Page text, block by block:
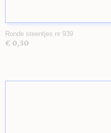
Ronde steentjes nr 939
€ 0,30